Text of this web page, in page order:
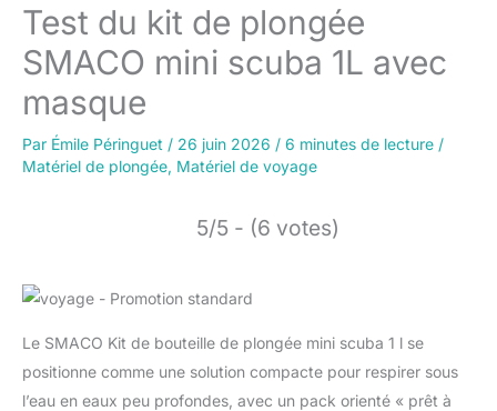
Test du kit de plongée
SMACO mini scuba 1L avec
masque
Par Émile Péringuet / 26 juin 2026 / 6 minutes de lecture /
Matériel de plongée, Matériel de voyage
5/5 - (6 votes)
Le SMACO Kit de bouteille de plongée mini scuba 1 l se
positionne comme une solution compacte pour respirer sous
l’eau en eaux peu profondes, avec un pack orienté « prêt à